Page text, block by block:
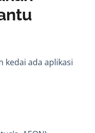
kedai ada aplikasi